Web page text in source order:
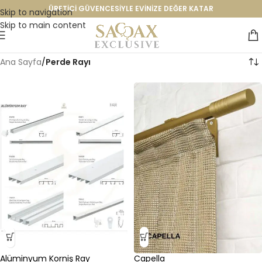
Skip to navigation
Skip to main content
ÜRETİCİ GÜVENCESİYLE EVİNİZE DEĞER KATAR
Ana Sayfa/Perde Rayı
Alüminyum Korniş Ray Capella